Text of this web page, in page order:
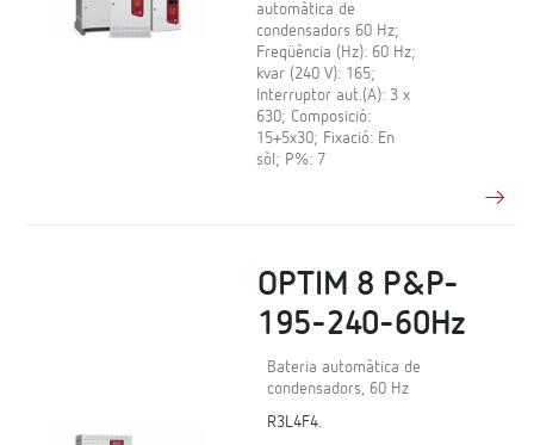
automàtica de
condensadors 60 Hz;
Freqüència (Hz): 60 Hz;
kvar (240 V): 165;
Interruptor aut.(A): 3 x
630; Composició:
15+5x30; Fixació: En
sòl; P%: 7
OPTIM 8 P&P-
195-240-60Hz
Bateria automàtica de
condensadors, 60 Hz
R3L4F4.